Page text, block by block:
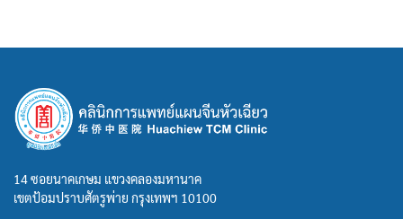
14 ซอยนาคเกษม แขวงคลองมหานาค
เขตป้อมปราบศัตรูพ่าย กรุงเทพฯ 10100